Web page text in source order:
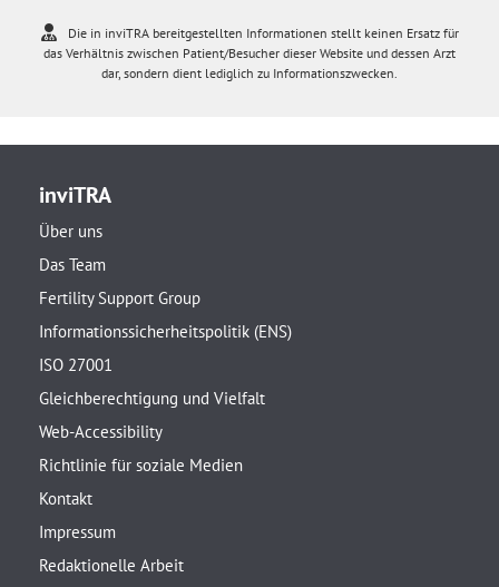
Die in inviTRA bereitgestellten Informationen stellt keinen Ersatz für
das Verhältnis zwischen Patient/Besucher dieser Website und dessen Arzt
dar, sondern dient lediglich zu Informationszwecken.
inviTRA
Über uns
Das Team
Fertility Support Group
Informationssicherheitspolitik (ENS)
ISO 27001
Gleichberechtigung und Vielfalt
Web-Accessibility
Richtlinie für soziale Medien
Kontakt
Impressum
Redaktionelle Arbeit